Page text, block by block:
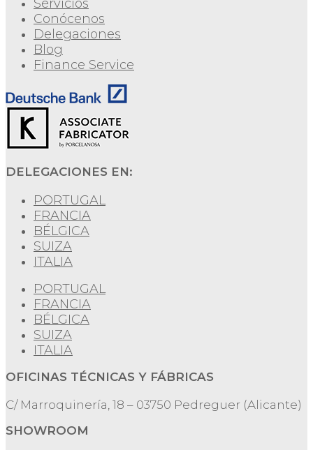
Servicios
Conócenos
Delegaciones
Blog
Finance Service
DELEGACIONES EN:
PORTUGAL
FRANCIA
BÉLGICA
SUIZA
ITALIA
PORTUGAL
FRANCIA
BÉLGICA
SUIZA
ITALIA
OFICINAS TÉCNICAS Y FÁBRICAS
C/ Marroquinería, 18 – 03750 Pedreguer (Alicante)
SHOWROOM